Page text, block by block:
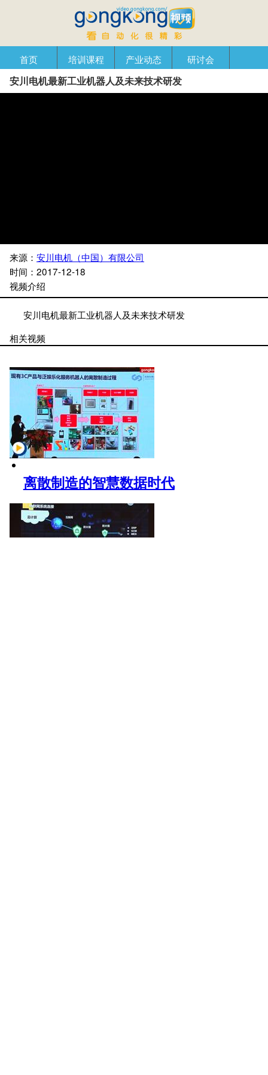
首页 培训课程 产业动态
研讨会
产品在线
自动化播客 创新管理
安川电机最新工业机器人及未来技术研发
来源： 安川电机（中国）有限公司
时间： 2017-12-18
视频介绍
安川电机最新工业机器人及未来技术研发
相关视频
离散制造的智慧数据时代